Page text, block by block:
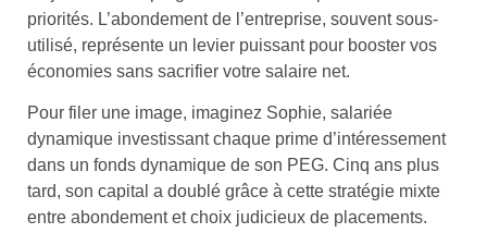
priorités. L’abondement de l’entreprise, souvent sous-
utilisé, représente un levier puissant pour booster vos
économies sans sacrifier votre salaire net.
Pour filer une image, imaginez Sophie, salariée
dynamique investissant chaque prime d’intéressement
dans un fonds dynamique de son PEG. Cinq ans plus
tard, son capital a doublé grâce à cette stratégie mixte
entre abondement et choix judicieux de placements.